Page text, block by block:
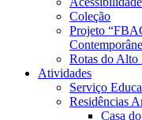
Coleção
Projeto
Rotas do
Atividades
Serviço
Residências
Casa